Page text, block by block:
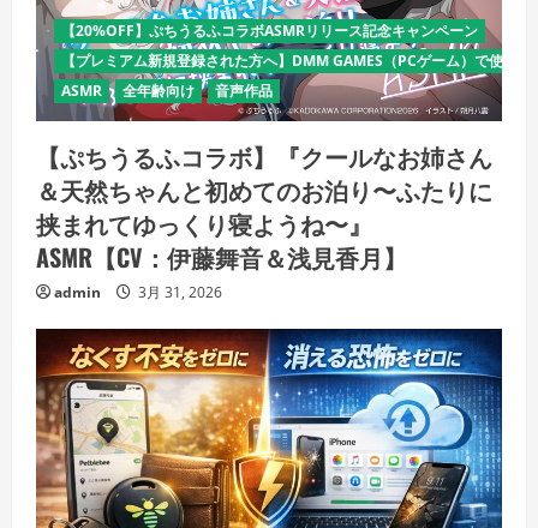
【20%OFF】ぷちうるふコラボASMRリリース記念キャンペーン
【プレミアム新規登録された方へ】DMM GAMES（PCゲーム）で使え
ASMR
全年齢向け 音声作品
【ぷちうるふコラボ】『クールなお姉さん
＆天然ちゃんと初めてのお泊り〜ふたりに
挟まれてゆっくり寝ようね〜』
ASMR【CV：伊藤舞音＆浅見香月】
admin 3月 31, 2026